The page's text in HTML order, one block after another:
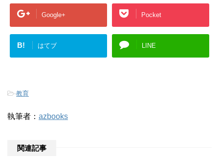
Google+ Pocket
B! はてブ LINE
-教育
執筆者： azbooks
関連記事